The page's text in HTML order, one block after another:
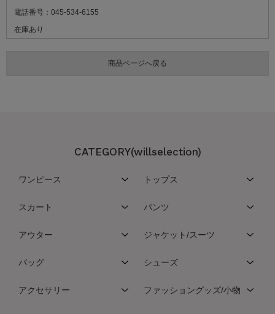
電話番号：045-534-6155
在庫あり
CATEGORY(willselection)
ワンピース トップス
スカート パンツ
アウター ジャケット/スーツ
バッグ シューズ
アクセサリー ファッショングッズ/小物